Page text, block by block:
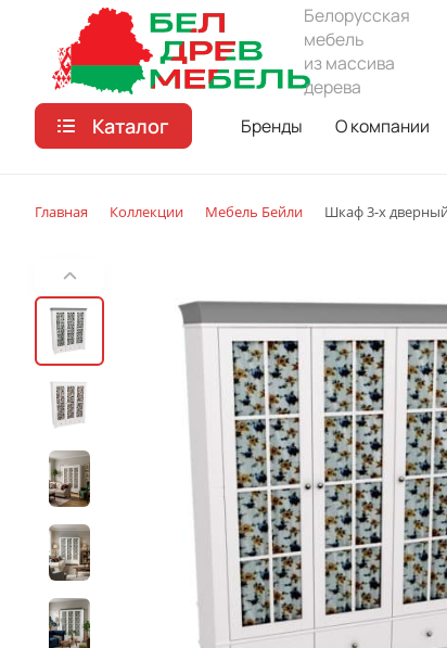
Белорусская
мебель
из массива
дерева
Каталог Бренды О компании
Главная Коллекции Мебель Бейли Шкаф 3-х